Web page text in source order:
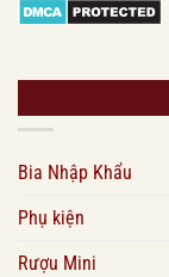
Bia Nhập Khẩu
Phụ kiện
Rượu Mini